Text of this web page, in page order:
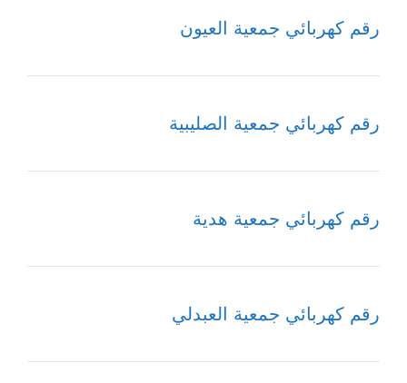
رقم كهربائي جمعية العيون
رقم كهربائي جمعية الصليبية
رقم كهربائي جمعية هدية
رقم كهربائي جمعية العبدلي